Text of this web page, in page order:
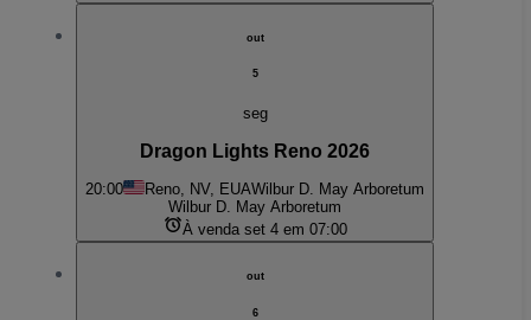
out
5
seg
Dragon Lights Reno 2026
20:00 Reno, NV, EUAWilbur D. May Arboretum
Wilbur D. May Arboretum
À venda set 4 em 07:00
out
6